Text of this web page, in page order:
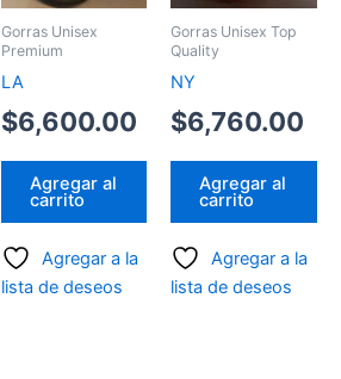
Gorras Unisex
Premium
LA
$6,600.00
Agregar al
carrito
Agregar a la
lista de deseos
Gorras Unisex Top
Quality
NY
$6,760.00
Agregar al
carrito
Agregar a la
lista de deseos